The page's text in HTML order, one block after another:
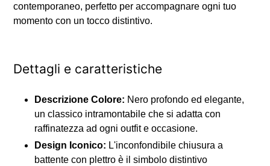
contemporaneo, perfetto per accompagnare ogni tuo
momento con un tocco distintivo.
Dettagli e caratteristiche
Descrizione Colore: Nero profondo ed elegante,
un classico intramontabile che si adatta con
raffinatezza ad ogni outfit e occasione.
Design Iconico: L'inconfondibile chiusura a
battente con plettro è il simbolo distintivo